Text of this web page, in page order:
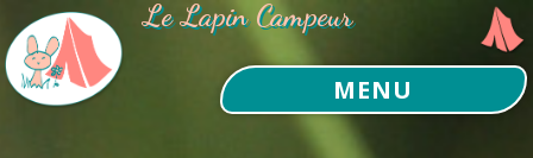
Le Lapin Campeur
MENU